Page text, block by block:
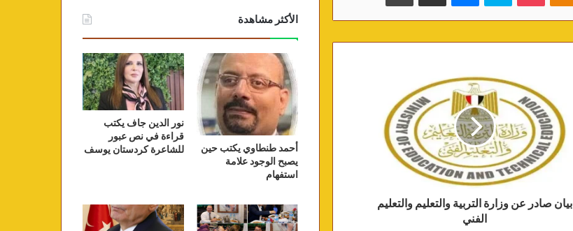
بيان صادر عن وزارة التربية والتعليم والتعليم
الفني
الأكثر مشاهدة
أحمد طنطاوي يكتب حين
يصبح الوجود علامة
استفهام
نور الدين جاف يكتب
قراءة في نص عبور
للشاعرة كردستان يوسف